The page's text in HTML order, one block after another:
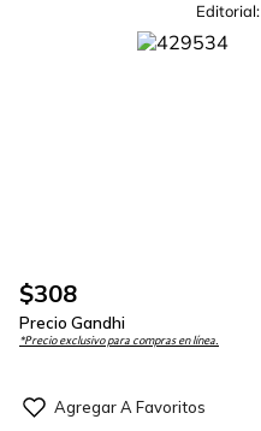
Editorial:
$308
Precio Gandhi
*Precio exclusivo para compras en línea.